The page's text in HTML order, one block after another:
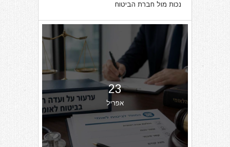
נכות מול חברת הביטוח
23
אפריל